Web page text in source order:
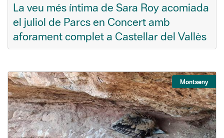
La veu més íntima de Sara Roy acomiada
el juliol de Parcs en Concert amb
aforament complet a Castellar del Vallès
Montseny